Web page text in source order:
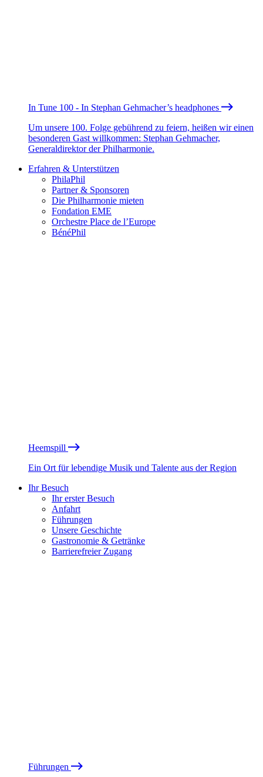
In Tune 100 - In Stephan Gehmacher’s headphones
Um unsere 100. Folge gebührend zu feiern, heißen wir einen
besonderen Gast willkommen: Stephan Gehmacher,
Generaldirektor der Philharmonie.
Erfahren & Unterstützen
PhilaPhil
Partner & Sponsoren
Die Philharmonie mieten
Fondation EME
Orchestre Place de l’Europe
BénéPhil
Heemspill
Ein Ort für lebendige Musik und Talente aus der Region
Ihr Besuch
Ihr erster Besuch
Anfahrt
Führungen
Unsere Geschichte
Gastronomie & Getränke
Barrierefreier Zugang
Führungen